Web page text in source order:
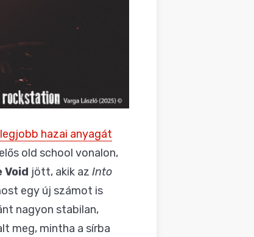
hazai anyagát
old school vonalon,
Void jött, akik az Into
egy új számot is
nagyon stabilan,
meg, mintha a sírba